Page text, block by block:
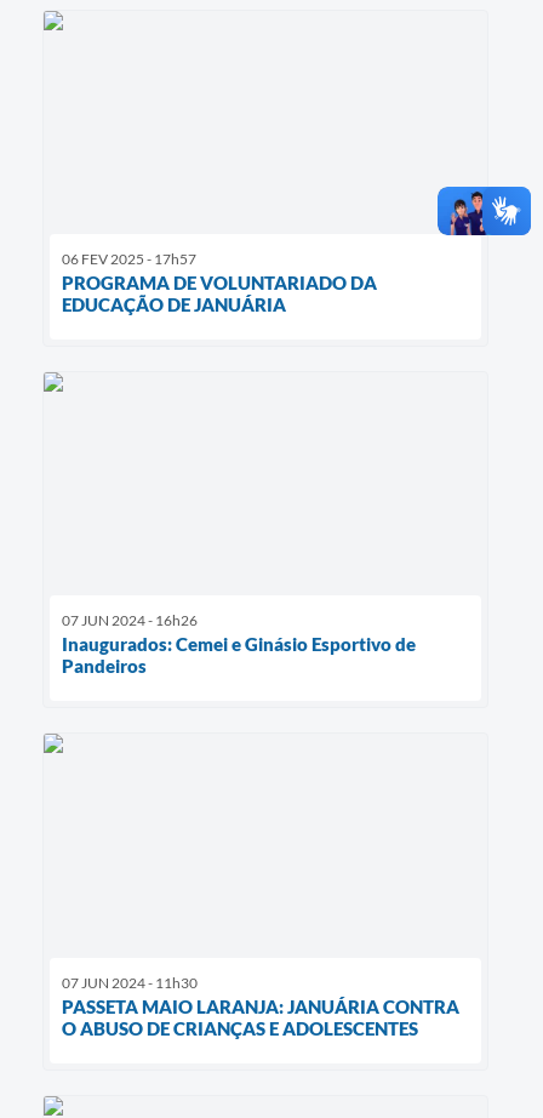
06 FEV 2025 - 17h57
PROGRAMA DE VOLUNTARIADO DA
EDUCAÇÃO DE JANUÁRIA
07 JUN 2024 - 16h26
Inaugurados: Cemei e Ginásio Esportivo de
Pandeiros
07 JUN 2024 - 11h30
PASSETA MAIO LARANJA: JANUÁRIA CONTRA
O ABUSO DE CRIANÇAS E ADOLESCENTES